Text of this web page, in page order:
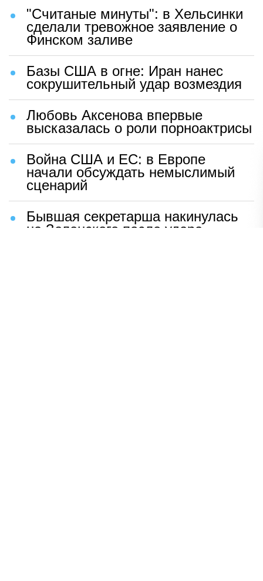
"Считаные минуты": в Хельсинки
сделали тревожное заявление о
Финском заливе
Базы США в огне: Иран нанес
сокрушительный удар возмездия
Любовь Аксенова впервые
высказалась о роли порноактрисы
Война США и ЕС: в Европе
начали обсуждать немыслимый
сценарий
Бывшая секретарша накинулась
на Зеленского после удара